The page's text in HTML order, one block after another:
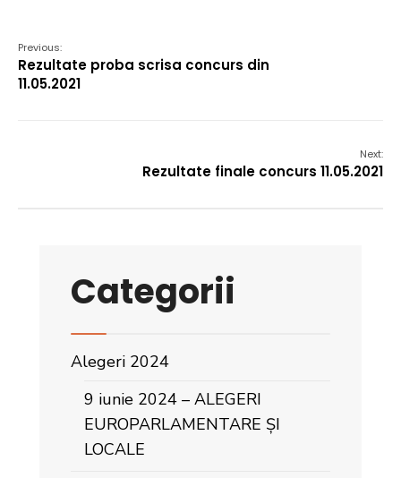
Previous:
Rezultate proba scrisa concurs din
11.05.2021
Next:
Rezultate finale concurs 11.05.2021
Categorii
Alegeri 2024
9 iunie 2024 – ALEGERI
EUROPARLAMENTARE ȘI
LOCALE